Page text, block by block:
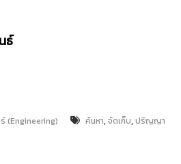
ธ์
(Engineering) ค้นหา,จัดเก็บ,ปริญญา